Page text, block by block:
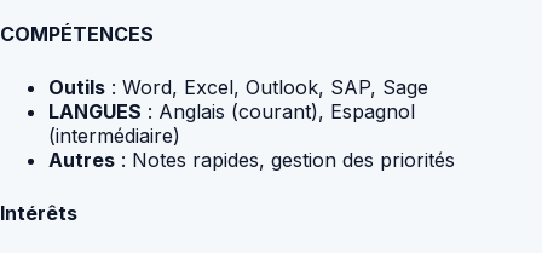
COMPÉTENCES
Outils : Word, Excel, Outlook, SAP, Sage
LANGUES : Anglais (courant), Espagnol
(intermédiaire)
Autres : Notes rapides, gestion des priorités
Intérêts